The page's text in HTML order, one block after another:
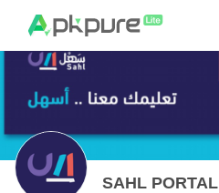
SAHL PORTAL